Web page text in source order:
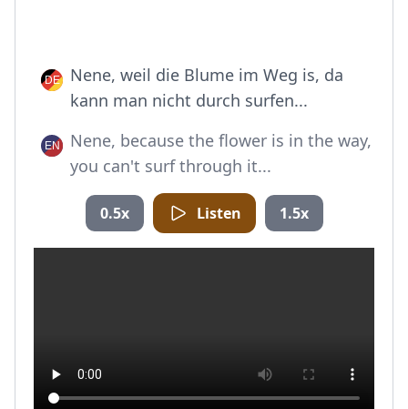
Nene, weil die Blume im Weg is, da
kann man nicht durch surfen...
Nene, because the flower is in the way,
you can't surf through it...
0.5x Listen 1.5x